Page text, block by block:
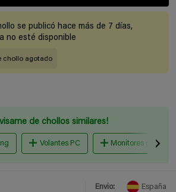
se publicó hace más de 7 días,
no esté disponible
chollo agotado
de chollos similares!
Volantes PC Monitores gaming
Envio: España